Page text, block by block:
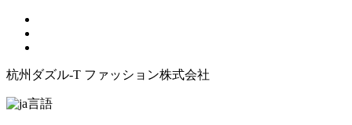
杭州ダズル-T ファッション株式会社
言語